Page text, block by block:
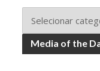
Media of the